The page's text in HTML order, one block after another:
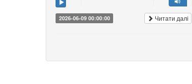
2026-06-09 00:00:00 Читати далі